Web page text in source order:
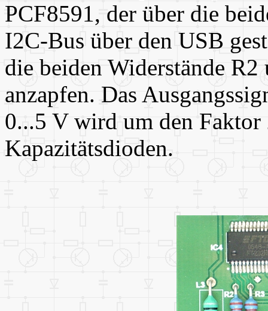
PCF8591, der über die
I2C-Bus über den USB
die beiden Widerstände
anzapfen. Das
0...5 V wird um den Faktor
Kapazitätsdioden.